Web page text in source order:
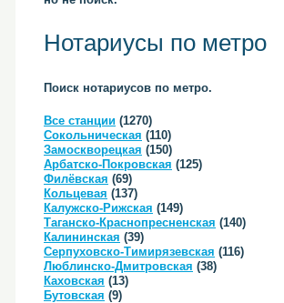
Нотариусы по метро
Поиск нотариусов по метро.
Все станции (1270)
Сокольническая (110)
Замоскворецкая (150)
Арбатско-Покровская (125)
Филёвская (69)
Кольцевая (137)
Калужско-Рижская (149)
Таганско-Краснопресненская (140)
Калининская (39)
Серпуховско-Тимирязевская (116)
Люблинско-Дмитровская (38)
Каховская (13)
Бутовская (9)